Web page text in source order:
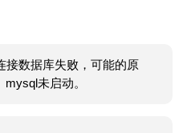
接数据库失败，可能的原
未启动。